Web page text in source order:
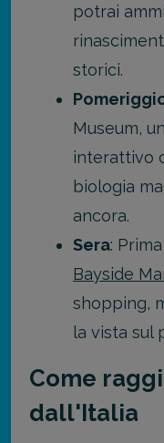
potrai
storici.
Museum,
interattivo
biologia
ancora.
Sera:
Bayside
shopping,
la vista sul
Come
dall'Italia